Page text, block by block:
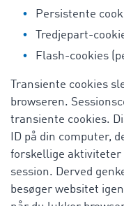
Persistente
Tredjepart-
Flash-cookies
Transiente cookies
browseren.
transiente cookies.
ID på din computer,
forskellige aktiviteter
session. Derved
besøger websitet